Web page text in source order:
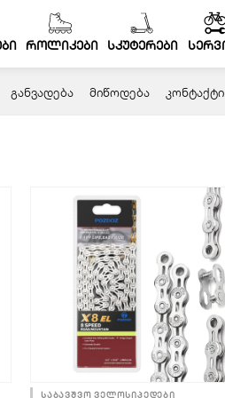
როლიკები სკუტერები
ᲒᲐᲜᲕᲐᲓᲔᲑᲐ ᲛᲘᲬᲝᲓᲔᲑᲐ ᲙᲝᲜᲢᲐᲥᲢᲘ
საბავშვო ველოსიპედები